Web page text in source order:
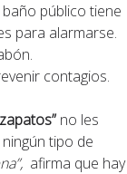
público tiene
para alarmarse.
contagios.
no les
tipo de
afirma que hay